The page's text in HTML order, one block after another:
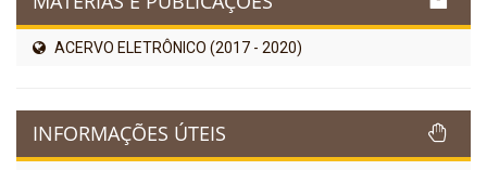
ACERVO ELETRÔNICO (2017 - 2020)
INFORMAÇÕES ÚTEIS